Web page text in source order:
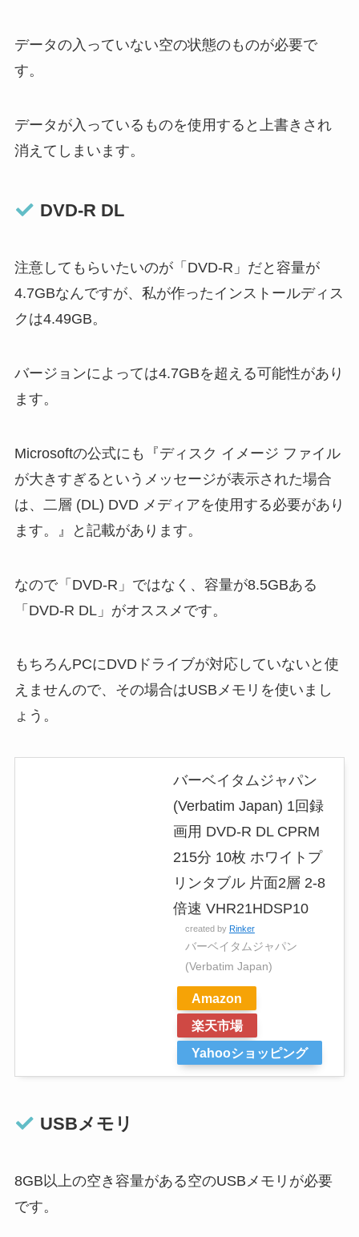
データの入っていない空の状態のものが必要で
す。
データが入っているものを使用すると上書きされ
消えてしまいます。
DVD-R DL
注意してもらいたいのが「DVD-R」だと容量が
4.7GBなんですが、私が作ったインストールディス
クは4.49GB。
バージョンによっては4.7GBを超える可能性があり
ます。
Microsoftの公式にも『ディスク イメージ ファイル
が大きすぎるというメッセージが表示された場合
は、二層 (DL) DVD メディアを使用する必要があり
ます。』と記載があります。
なので「DVD-R」ではなく、容量が8.5GBある
「DVD-R DL」がオススメです。
もちろんPCにDVDドライブが対応していないと使
えませんので、その場合はUSBメモリを使いまし
ょう。
バーベイタムジャパン
(Verbatim Japan) 1回録
画用 DVD-R DL CPRM
215分 10枚 ホワイトプ
リンタブル 片面2層 2-8
倍速 VHR21HDSP10
created by Rinker
バーベイタムジャパン
(Verbatim Japan)
Amazon
楽天市場
Yahooショッピング
USBメモリ
8GB以上の空き容量がある空のUSBメモリが必要
です。